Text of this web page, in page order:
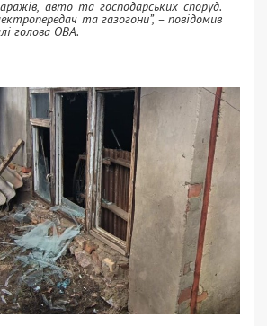
авто та господарських споруд.
та газогони”, – повідомив
голова ОВА.